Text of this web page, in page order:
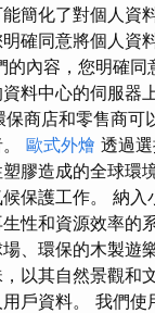
簡化了對個人資
確同意將個人資
的內容，您明確
料中心的伺服
商店和零售商可
歐式外燴 透過
膠造成的全球
保護工作。 納
性和資源效率的
、環保的木製遊
以其自然景觀
戶資料。 我們